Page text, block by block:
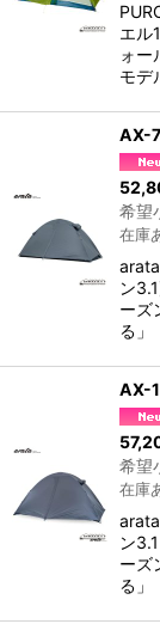
エル
ォー
モデ
AX-
希望
在庫
ン
ーズ
る」
AX-
希望
在庫
ン
ーズ
る」